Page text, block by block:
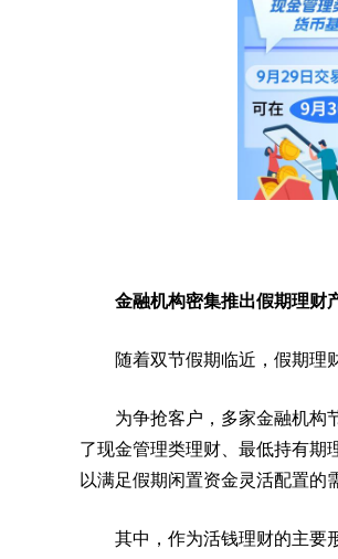
金融机构密集推出假期理财
随着双节假期临近，假期理
为争抢客户，多家金融机构
了现金管理类理财、最低持有期
以满足假期闲置资金灵活配置的
其中，作为活钱理财的主要